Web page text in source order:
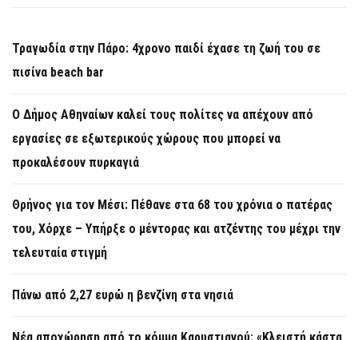
Τραγωδία στην Πάρο: 4χρονο παιδί έχασε τη ζωή του σε
πισίνα beach bar
Ο Δήμος Αθηναίων καλεί τους πολίτες να απέχουν από
εργασίες σε εξωτερικούς χώρους που μπορεί να
προκαλέσουν πυρκαγιά
Θρήνος για τον Μέσι: Πέθανε στα 68 του χρόνια ο πατέρας
του, Χόρχε – Υπήρξε ο μέντορας και ατζέντης του μέχρι την
τελευταία στιγμή
Πάνω από 2,27 ευρώ η βενζίνη στα νησιά
Νέα αποχώρηση από το κόμμα Καρυστιανού: «Κλειστή κάστα,